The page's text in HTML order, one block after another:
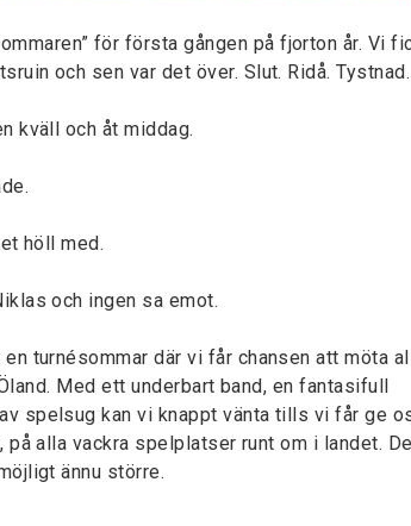
för första gången på fjorton år. Vi
och sen var det över. Slut. Ridå. Tystnad.
kväll och åt middag.
höll med.
och ingen sa emot.
turnésommar där vi får chansen att möta
Med ett underbart band, en fantasifull
spelsug kan vi knappt vänta tills vi får ge
alla vackra spelplatser runt om i landet.
ännu större.